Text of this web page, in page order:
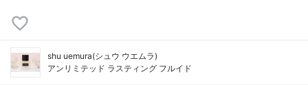
shu uemura(シュウ ウエムラ)
アンリミテッド ラスティング フルイド